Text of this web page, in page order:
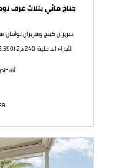
جناح مائي بثلاث غرف
سريران كينج وسريران
6 أشخاص